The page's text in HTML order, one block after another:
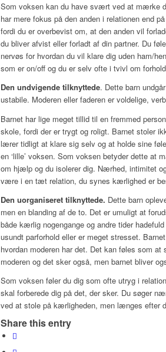
Som voksen kan du have svært ved at mærke
har mere fokus på den anden i relationen end
fordi du er overbevist om, at den anden vil
du bliver afvist eller forladt af din partner. Du
nervøs for hvordan du vil klare dig uden ham/
som er on/off og du er selv ofte i tvivl om
Den undvigende tilknyttede. Dette barn
ustabile. Moderen eller faderen er voldelige,
Barnet har lige meget tillid til en fremmed
skole, fordi der er trygt og roligt. Barnet stoler
lærer tidligt at klare sig selv og at holde sine
en ‘lille’ voksen. Som voksen betyder dette at
om hjælp og du isolerer dig. Nærhed, intimitet
være i en tæt relation, du synes kærlighed er
Den uorganiseret tilknyttede. Dette barn
men en blanding af de to. Det er umuligt at
både kærlig nogengange og andre tider
usundt parforhold eller er meget stresset.
hvordan moderen har det. Det kan føles som
moderen og det sker også, men barnet bliver
Som voksen føler du dig som ofte utryg i
skal forberede dig på det, der sker. Du søger
ved at stole på kærligheden, men længes efter
Share this entry